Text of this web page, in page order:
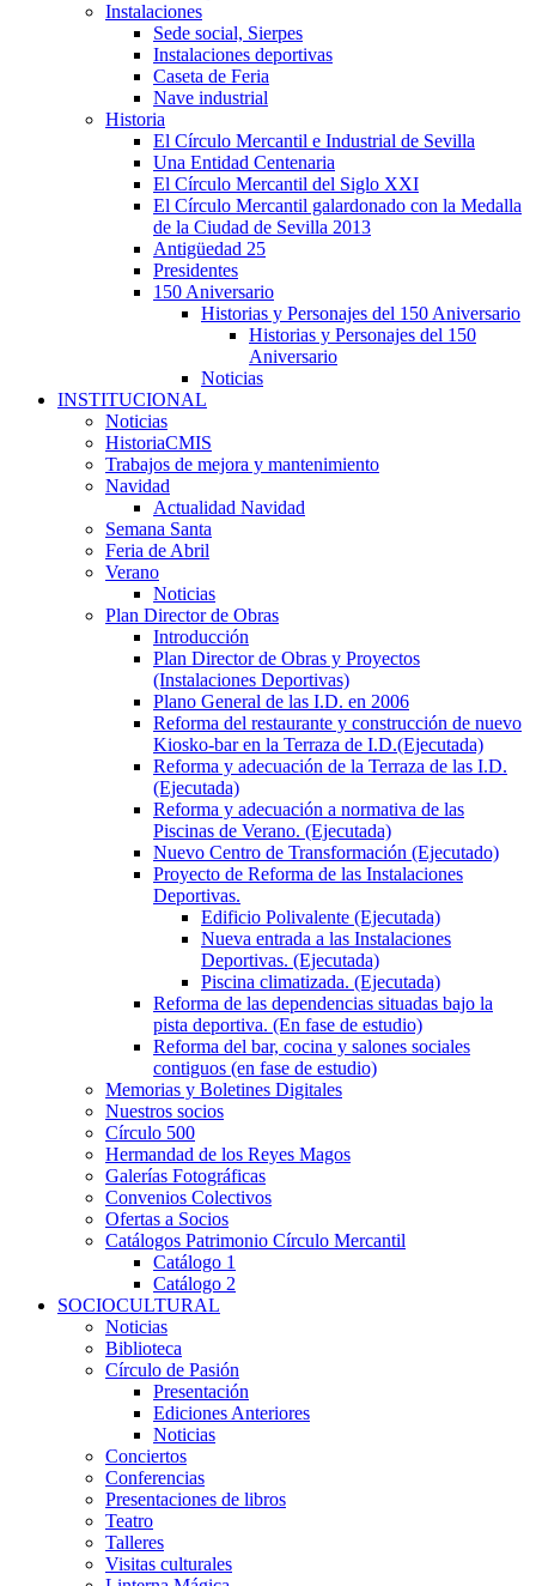
Instalaciones
Sede social, Sierpes
Instalaciones deportivas
Caseta de Feria
Nave industrial
Historia
El Círculo Mercantil e Industrial de Sevilla
Una Entidad Centenaria
El Círculo Mercantil del Siglo XXI
El Círculo Mercantil galardonado con la Medalla
de la Ciudad de Sevilla 2013
Antigüedad 25
Presidentes
150 Aniversario
Historias y Personajes del 150 Aniversario
Historias y Personajes del 150
Aniversario
Noticias
INSTITUCIONAL
Noticias
HistoriaCMIS
Trabajos de mejora y mantenimiento
Navidad
Actualidad Navidad
Semana Santa
Feria de Abril
Verano
Noticias
Plan Director de Obras
Introducción
Plan Director de Obras y Proyectos
(Instalaciones Deportivas)
Plano General de las I.D. en 2006
Reforma del restaurante y construcción de nuevo
Kiosko-bar en la Terraza de I.D.(Ejecutada)
Reforma y adecuación de la Terraza de las I.D.
(Ejecutada)
Reforma y adecuación a normativa de las
Piscinas de Verano. (Ejecutada)
Nuevo Centro de Transformación (Ejecutado)
Proyecto de Reforma de las Instalaciones
Deportivas.
Edificio Polivalente (Ejecutada)
Nueva entrada a las Instalaciones
Deportivas. (Ejecutada)
Piscina climatizada. (Ejecutada)
Reforma de las dependencias situadas bajo la
pista deportiva. (En fase de estudio)
Reforma del bar, cocina y salones sociales
contiguos (en fase de estudio)
Memorias y Boletines Digitales
Nuestros socios
Círculo 500
Hermandad de los Reyes Magos
Galerías Fotográficas
Convenios Colectivos
Ofertas a Socios
Catálogos Patrimonio Círculo Mercantil
Catálogo 1
Catálogo 2
SOCIOCULTURAL
Noticias
Biblioteca
Círculo de Pasión
Presentación
Ediciones Anteriores
Noticias
Conciertos
Conferencias
Presentaciones de libros
Teatro
Talleres
Visitas culturales